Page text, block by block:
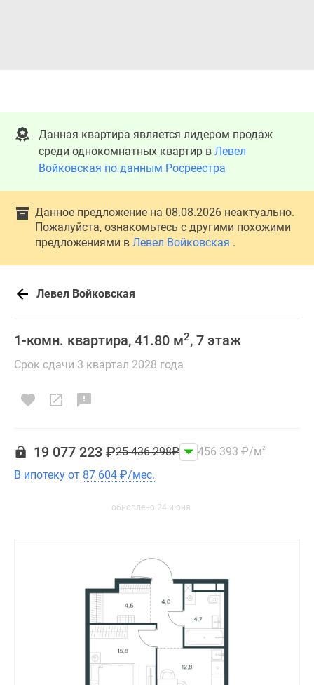
Данная квартира является лидером продаж
среди однокомнатных квартир в Левел
Войковская по данным Росреестра
Данное предложение на 08.08.2026 неактуально.
Пожалуйста, ознакомьтесь с другими похожими
предложениями в Левел Войковская .
Левел Войковская
1-комн. квартира, 41.80 м2, 7 этаж
Срок сдачи 3 квартал 2028 года
19 077 223 ₽25 436 298₽ 456 393 ₽/м2
В ипотеку от 87 604 ₽/мес.
обновлено 24 июня